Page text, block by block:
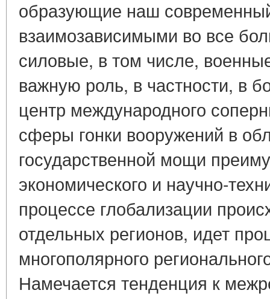
образующие наш
взаимозависимыми во все
силовые, в том числе,
важную роль, в частности, в
центр международного
сферы гонки вооружений в
государственной мощи
экономического и научно-
процессе глобализации
отдельных регионов, идет
многополярного
Намечается тенденция к